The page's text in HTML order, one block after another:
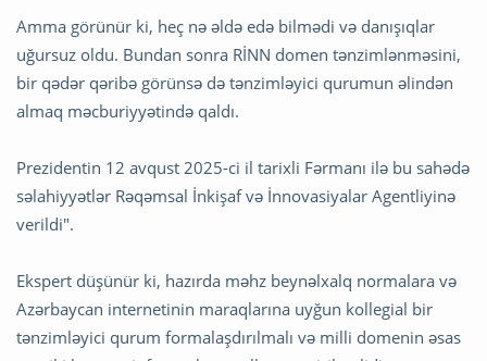
Amma görünür ki, heç nə əldə edə bilmədi və danışıqlar
uğursuz oldu. Bundan sonra RİNN domen tənzimlənməsini,
bir qədər qəribə görünsə də tənzimləyici qurumun əlindən
almaq məcburiyyətində qaldı.
Prezidentin 12 avqust 2025-ci il tarixli Fərmanı ilə bu sahədə
səlahiyyətlər Rəqəmsal İnkişaf və İnnovasiyalar Agentliyinə
verildi".
Ekspert düşünür ki, hazırda məhz beynəlxalq normalara və
Azərbaycan internetinin maraqlarına uyğun kollegial bir
tənzimləyici qurum formalaşdırılmalı və milli domenin əsas